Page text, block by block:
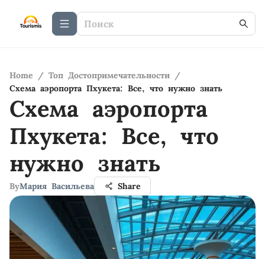
Home / Топ Достопримечательности /
Схема аэропорта Пхукета: Все, что нужно знать
Схема аэропорта
Пхукета: Все, что
нужно знать
ByМария Васильева Share